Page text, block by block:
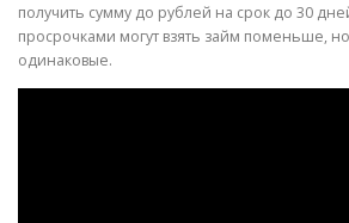
получить сумму до рублей на срок до 30
просрочками могут взять займ поменьше,
одинаковые.